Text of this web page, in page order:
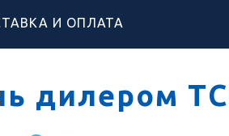
И ОПЛАТА
дилером